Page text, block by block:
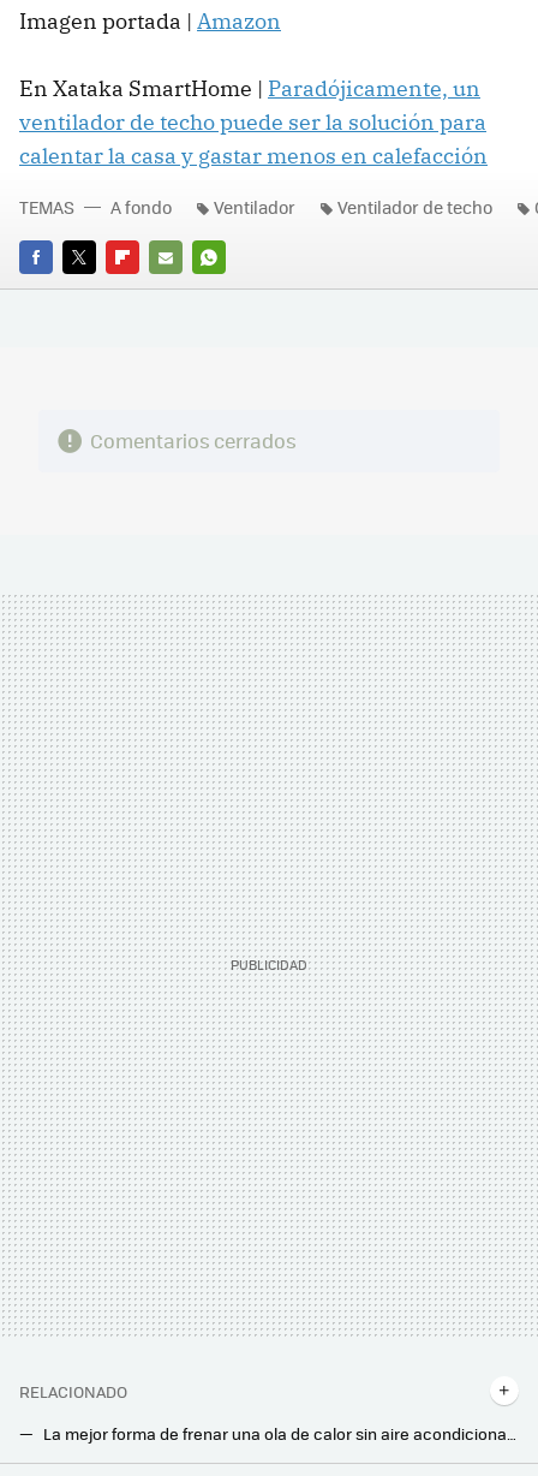
Imagen portada | Amazon
En Xataka SmartHome | Paradójicamente, un
ventilador de techo puede ser la solución para
calentar la casa y gastar menos en calefacción
FACEBOOK
TWITTERFLIPBOARD
E-
WHATSAPP
TEMAS A fondo Ventilador Ventilador de techo
Comentarios cerrados
RELACIONADO